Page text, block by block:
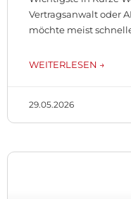
Vertragsanwalt oder
möchte meist
WEITERLESEN →
29.05.2026